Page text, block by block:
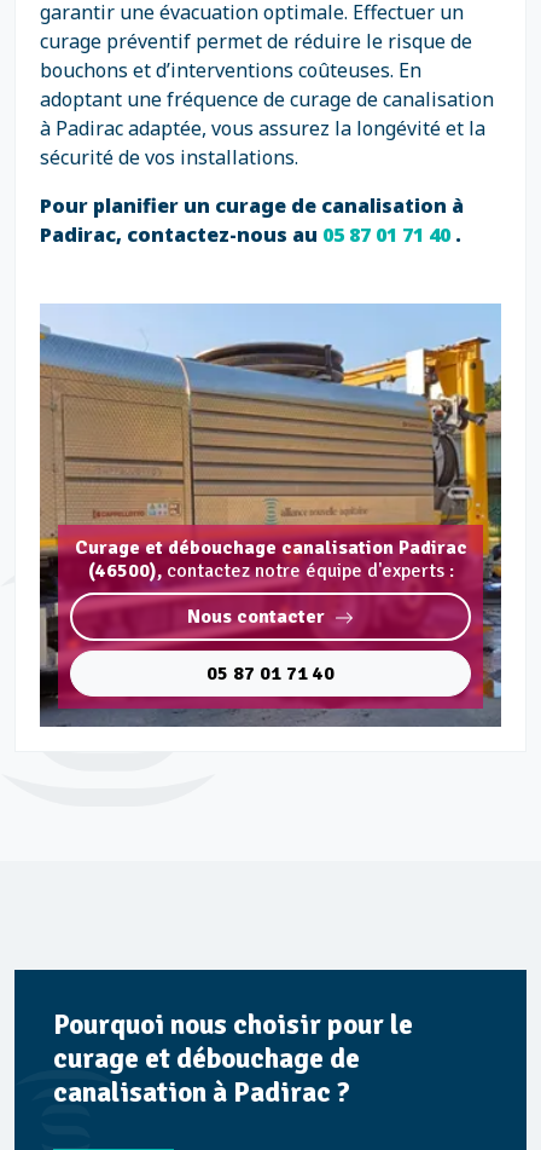
garantir une évacuation optimale. Effectuer un
curage préventif permet de réduire le risque de
bouchons et d’interventions coûteuses. En
adoptant une fréquence de curage de canalisation
à Padirac adaptée, vous assurez la longévité et la
sécurité de vos installations.
Pour planifier un curage de canalisation à
Padirac, contactez-nous au 05 87 01 71 40.
Curage et débouchage canalisation Padirac
(46500), contactez notre équipe d'experts :
Nous contacter
05 87 01 71 40
Pourquoi nous choisir pour le
curage et débouchage de
canalisation à Padirac ?